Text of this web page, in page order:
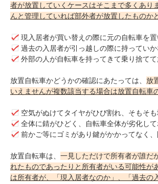
者が放置していくケースはそこまで多くあり
んと管理していれば部外者が放置したものか
現入居者が買い替えの際に元の自転車を
過去の入居者が引っ越しの際に持ってい
外部の人が自転車を持ってきて乗り捨て
放置自転車かどうかの確認にあたっては、 放
いえませんが複数該当する場合は放置自転車
空気がぬけてタイヤがひび割れ、そもそ
全体に錆がひどく、自転車全体が劣化し
前かご等にゴミがあり鍵がかかってなく
放置自転車は、 一見しただけで所有者が誰だ
れたものであったりと所有者がいる可能性
は所有者が、「現入居者なのか」、「過去の